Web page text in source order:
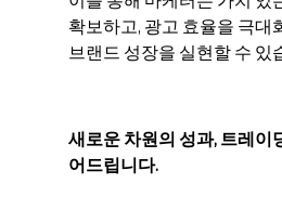
확보하고, 광고 효율을 극대
브랜드 성장을 실현할 수 있
새로운 차원의 성과, 트레이
어드립니다.